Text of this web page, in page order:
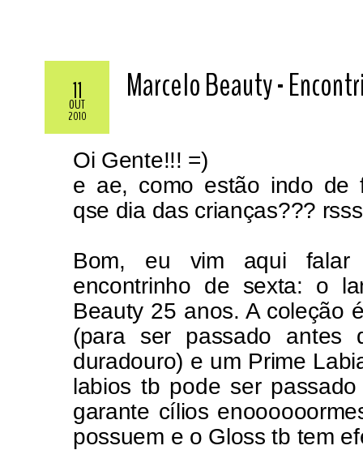
11
OUT
2010
Marcelo Beauty -
Oi Gente!!! =)
e ae, como estão indo de
qse dia das crianças??? rsss
Bom, eu vim aqui
encontrinho de sexta: o
Beauty 25 anos. A coleção
(para ser passado
duradouro) e um Prime
labios tb pode ser
garante cílios
possuem e o Gloss tb tem